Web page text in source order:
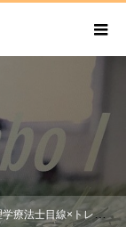
×トレーナー目線で正しく整理